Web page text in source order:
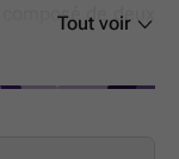
de deux
Tout voir